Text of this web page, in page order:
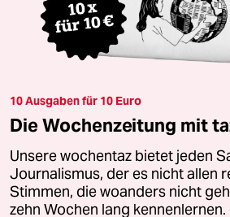
10 Ausgaben für 10 Euro
Die Wochenzeitung mit
Unsere wochentaz bietet jeden
Journalismus, der es nicht allen
Stimmen, die woanders nicht
zehn Wochen lang kennenlernen.